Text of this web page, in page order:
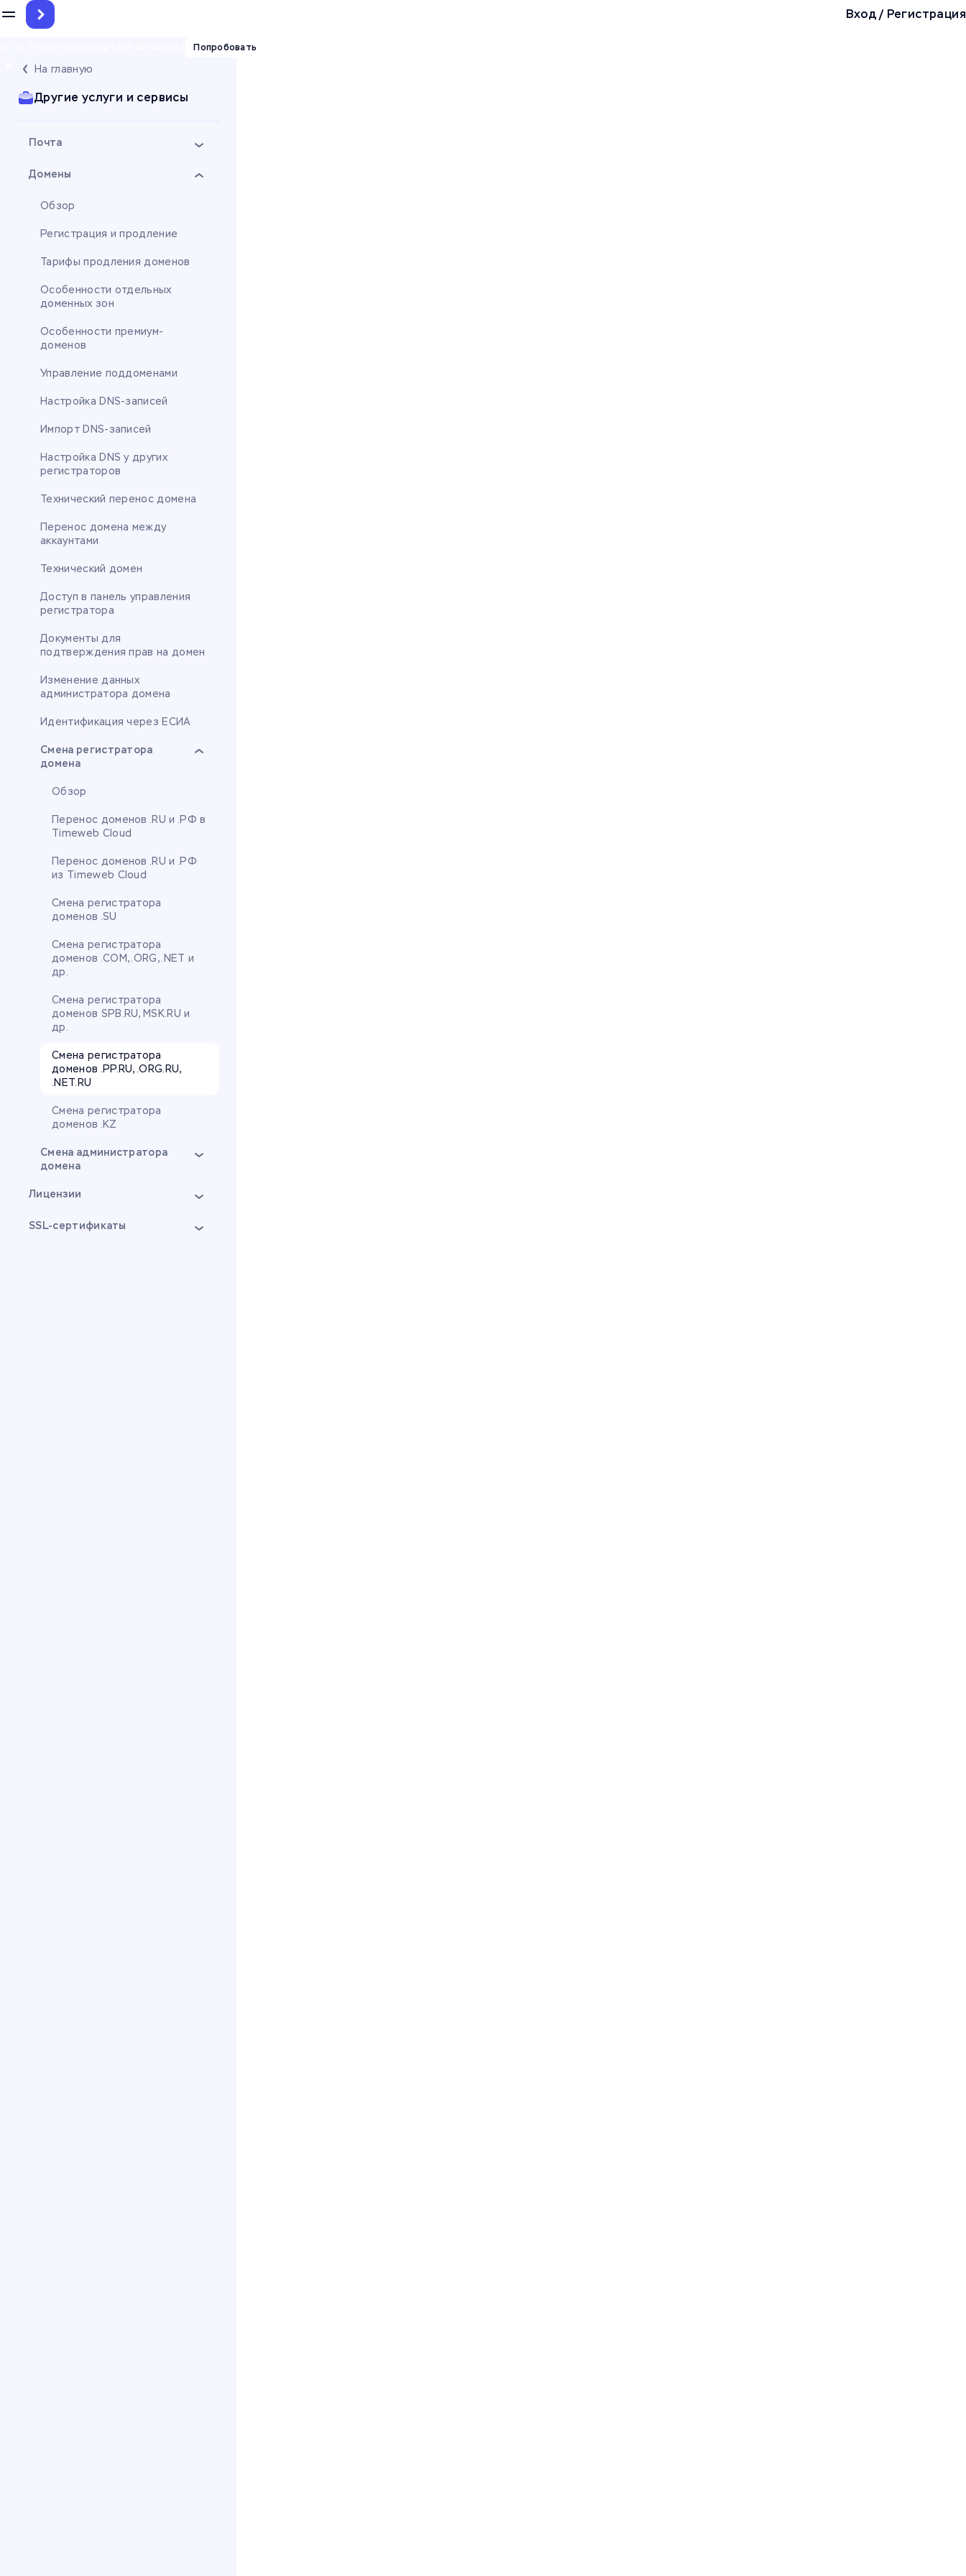
Попробовать
Вход/ Регистрация
На главную
Другие услуги и сервисы
Почта
Домены
Обзор
Регистрация и продление
Тарифы продления доменов
Особенности отдельных
доменных зон
Особенности премиум-
доменов
Управление поддоменами
Настройка DNS-записей
Импорт DNS-записей
Настройка DNS у других
регистраторов
Технический перенос домена
Перенос домена между
аккаунтами
Технический домен
Доступ в панель управления
регистратора
Документы для
подтверждения прав на домен
Изменение данных
администратора домена
Идентификация через ЕСИА
Смена регистратора
домена
Обзор
Перенос доменов .RU и .РФ в
Timeweb Cloud
Перенос доменов .RU и .РФ
из Timeweb Cloud
Смена регистратора
доменов .SU
Смена регистратора
доменов .COM, .ORG, .NET и
др.
Смена регистратора
доменов SPB.RU, MSK.RU и
др.
Смена регистратора
доменов .PP.RU, .ORG.RU,
.NET.RU
Смена регистратора
доменов .KZ
Смена администратора
домена
Лицензии
SSL-сертификаты